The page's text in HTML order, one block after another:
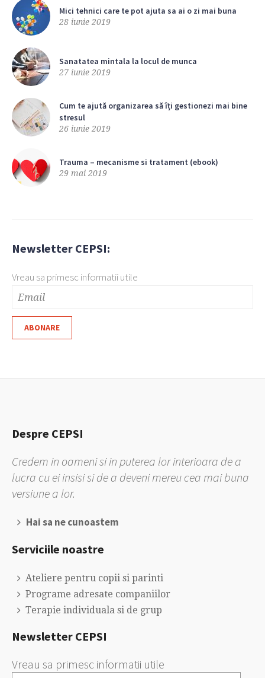
Mici tehnici care te pot ajuta sa ai o zi mai buna
28 iunie 2019
Sanatatea mintala la locul de munca
27 iunie 2019
Cum te ajută organizarea să îți gestionezi mai bine
stresul
26 iunie 2019
Trauma – mecanisme si tratament (ebook)
29 mai 2019
Newsletter CEPSI:
Vreau sa primesc informatii utile
Despre CEPSI
Credem in oameni si in puterea lor interioara de a
lucra cu ei insisi si de a deveni mereu cea mai buna
versiune a lor.
Hai sa ne cunoastem
Serviciile noastre
Ateliere pentru copii si parinti
Programe adresate companiilor
Terapie individuala si de grup
Newsletter CEPSI
Vreau sa primesc informatii utile